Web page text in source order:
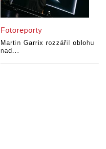
Fotoreporty
Martin Garrix rozzářil oblohu
nad...